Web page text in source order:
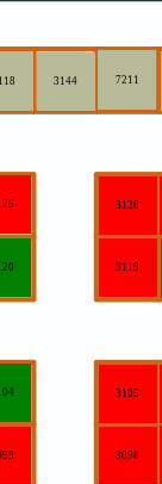
3098
3105
3119
3126
3144 7211